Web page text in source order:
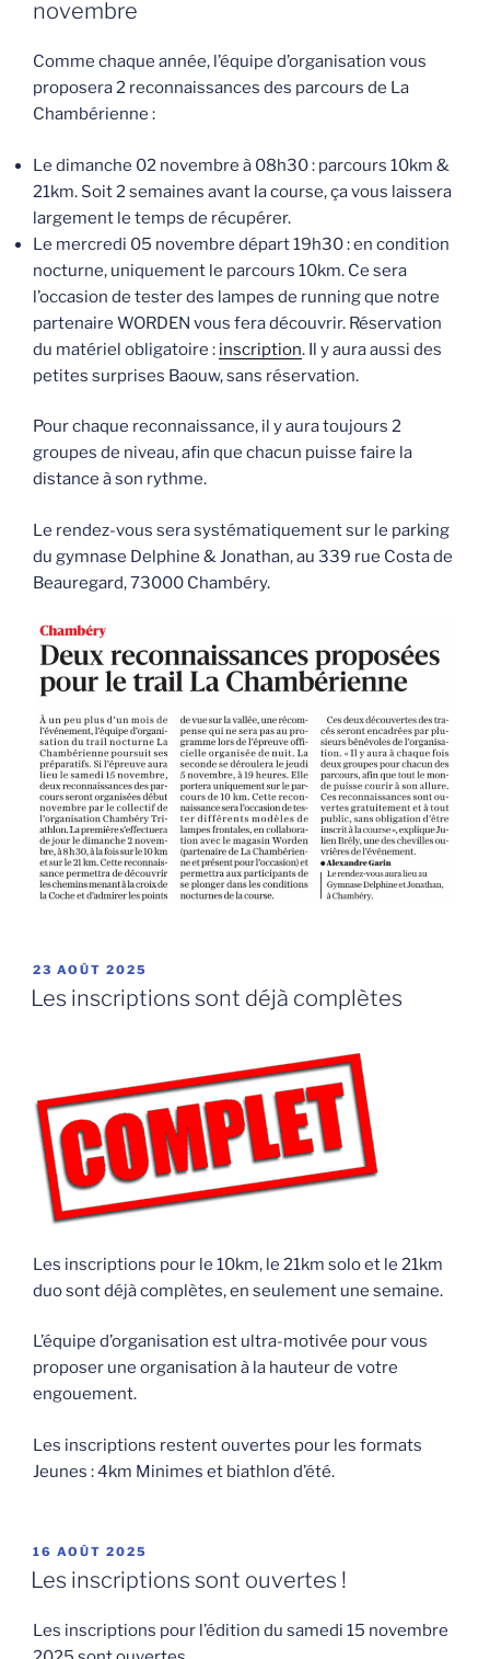
novembre
Comme chaque année, l’équipe d’organisation vous
proposera 2 reconnaissances des parcours de La
Chambérienne :
Le dimanche 02 novembre à 08h30 : parcours 10km &
21km. Soit 2 semaines avant la course, ça vous laissera
largement le temps de récupérer.
Le mercredi 05 novembre départ 19h30 : en condition
nocturne, uniquement le parcours 10km. Ce sera
l’occasion de tester des lampes de running que notre
partenaire WORDEN vous fera découvrir. Réservation
du matériel obligatoire : inscription. Il y aura aussi des
petites surprises Baouw, sans réservation.
Pour chaque reconnaissance, il y aura toujours 2
groupes de niveau, afin que chacun puisse faire la
distance à son rythme.
Le rendez-vous sera systématiquement sur le parking
du gymnase Delphine & Jonathan, au 339 rue Costa de
Beauregard, 73000 Chambéry.
PUBLIÉ
LE
23 AOÛT 2025
Les inscriptions sont déjà complètes
Les inscriptions pour le 10km, le 21km solo et le 21km
duo sont déjà complètes, en seulement une semaine.
L’équipe d’organisation est ultra-motivée pour vous
proposer une organisation à la hauteur de votre
engouement.
Les inscriptions restent ouvertes pour les formats
Jeunes : 4km Minimes et biathlon d’été.
PUBLIÉ
LE
16 AOÛT 2025
Les inscriptions sont ouvertes !
Les inscriptions pour l’édition du samedi 15 novembre